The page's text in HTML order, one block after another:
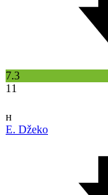
7.3
11
н
E. Džeko